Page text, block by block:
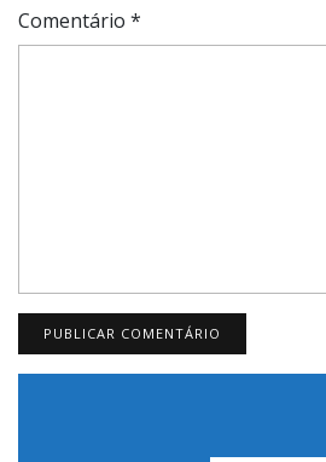
Comentário *